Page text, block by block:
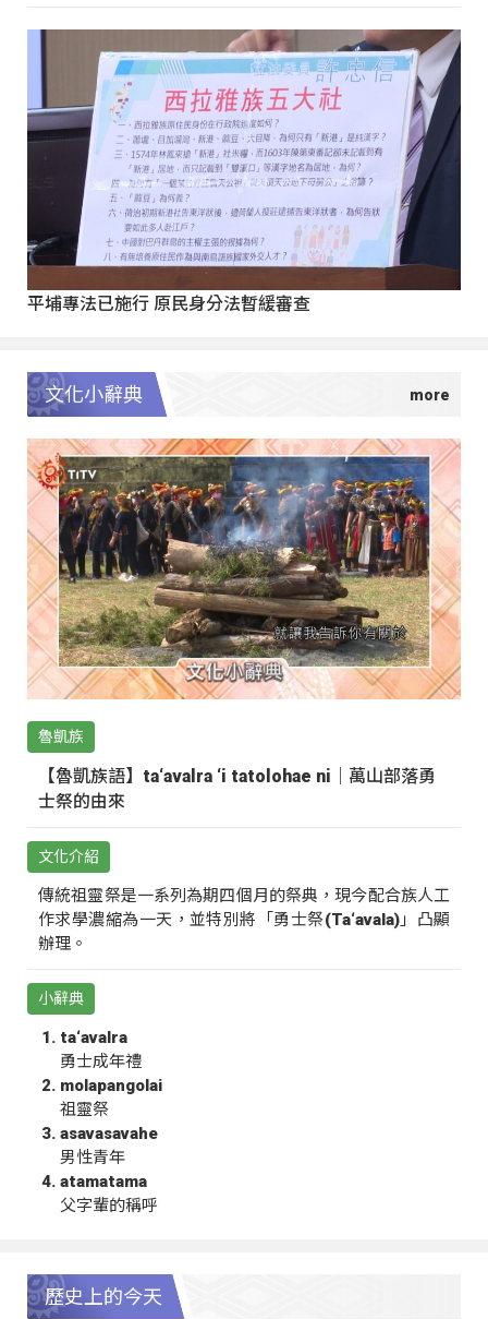
平埔專法已施行 原民身分法暫緩審查
文化小辭典
魯凱族
【魯凱族語】ta‘avalra ‘i tatolohae ni｜萬山部落勇
士祭的由來
文化介紹
傳統祖靈祭是一系列為期四個月的祭典，現今配合族人工
作求學濃縮為一天，並特別將「勇士祭(Ta‘avala)」凸顯
辦理。
小辭典
ta‘avalra
勇士成年禮
molapangolai
祖靈祭
asavasavahe
男性青年
atamatama
父字輩的稱呼
歷史上的今天